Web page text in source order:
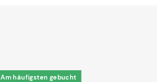
Am häufigsten gebucht